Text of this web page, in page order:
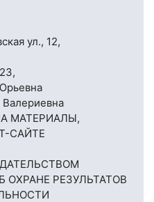
ул., 12,
,
МАТЕРИАЛЫ,
САЙТЕ
РЕЗУЛЬТАТОВ